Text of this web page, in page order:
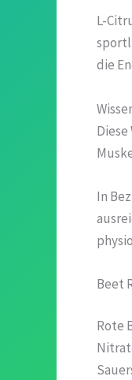
L-
die
In
Beet
Rote